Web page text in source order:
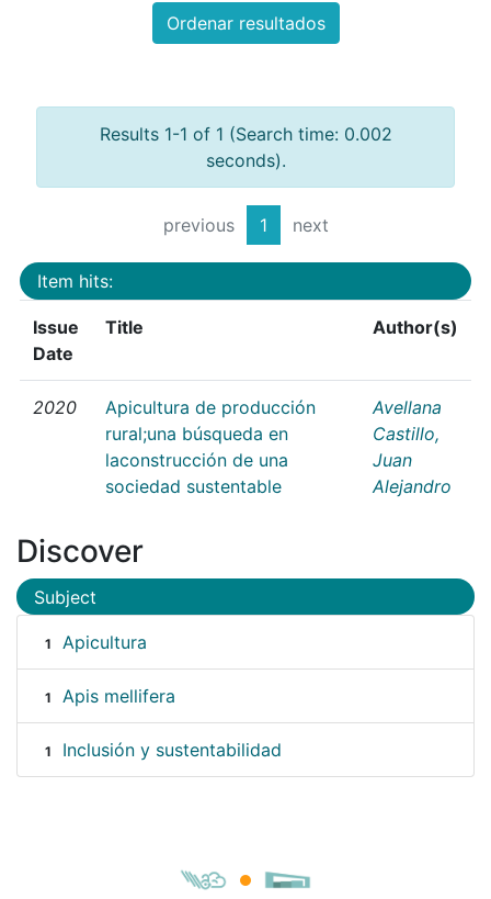
Ordenar resultados
Results 1-1 of 1 (Search time: 0.002
seconds).
previous 1 next
Item hits:
Issue
Date
Title Author(s)
2020
Apicultura de producción
rural;una búsqueda en
laconstrucción de una
sociedad sustentable
Avellana
Castillo,
Juan
Alejandro
Discover
Subject
1 Apicultura
1 Apis mellifera
1 Inclusión y sustentabilidad